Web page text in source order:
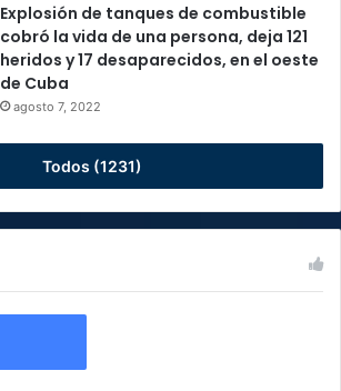
Explosión de tanques de combustible
cobró la vida de una persona, deja 121
heridos y 17 desaparecidos, en el oeste
de Cuba
agosto 7, 2022
Todos (1231)